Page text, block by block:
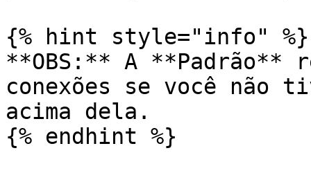
{% hint style="info" %}
**OBS:** A **Padrão**
conexões se você não
acima dela.
{% endhint %}